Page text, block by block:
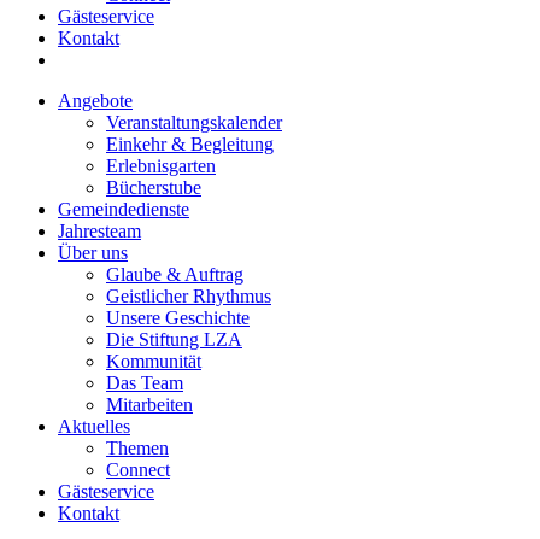
Gästeservice
Kontakt
Angebote
Veranstaltungskalender
Einkehr & Begleitung
Erlebnisgarten
Bücherstube
Gemeindedienste
Jahresteam
Über uns
Glaube & Auftrag
Geistlicher Rhythmus
Unsere Geschichte
Die Stiftung LZA
Kommunität
Das Team
Mitarbeiten
Aktuelles
Themen
Connect
Gästeservice
Kontakt